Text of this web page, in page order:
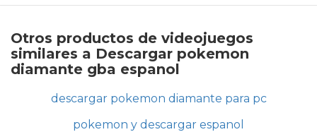
Otros productos de videojuegos
similares a Descargar pokemon
diamante gba espanol
descargar pokemon diamante para pc
pokemon y descargar espanol